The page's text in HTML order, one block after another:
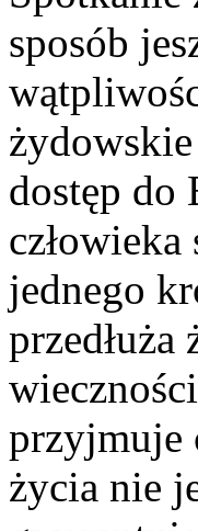
sposób
dostęp do
jednego
przyjmuje
życia nie